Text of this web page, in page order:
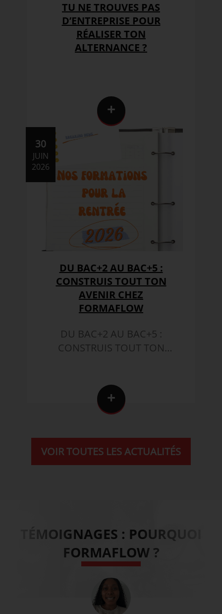
TU NE TROUVES PAS
D’ENTREPRISE POUR
RÉALISER TON
ALTERNANCE ?
+
30
JUIN
2026
DU BAC+2 AU BAC+5 :
CONSTRUIS TOUT TON
AVENIR CHEZ
FORMAFLOW
DU BAC+2 AU BAC+5 :
CONSTRUIS TOUT TON
+
VOIR TOUTES LES ACTUALITÉS
TÉMOIGNAGES : POURQUOI
FORMAFLOW ?